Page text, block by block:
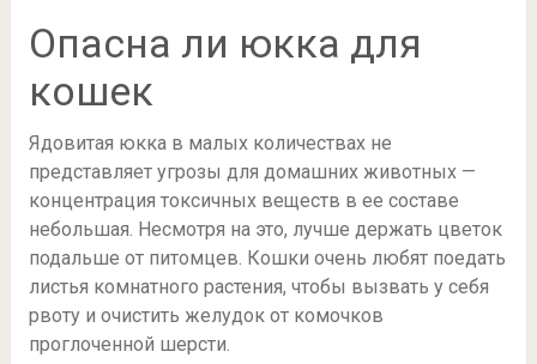
Опасна ли юкка для
кошек
Ядовитая юкка в малых количествах не
представляет угрозы для домашних животных —
концентрация токсичных веществ в ее составе
небольшая. Несмотря на это, лучше держать цветок
подальше от питомцев. Кошки очень любят поедать
листья комнатного растения, чтобы вызвать у себя
рвоту и очистить желудок от комочков
проглоченной шерсти.